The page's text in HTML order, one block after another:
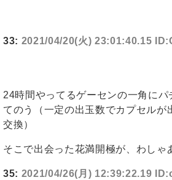
33: 2021/04/20(火) 23:01:40.15
24時間やってるゲーセンの一角にパ
てのう（一定の出玉数でカプセルが
交換）
そこで出会った花満開極が、わしゃ
35: 2021/04/26(月) 12:39:22.19